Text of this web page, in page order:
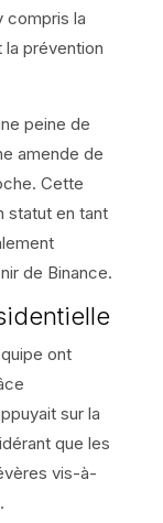
compris la
prévention
peine de
amende de
Cette
statut en tant
de Binance.
ont
sur la
que les
vis-à-